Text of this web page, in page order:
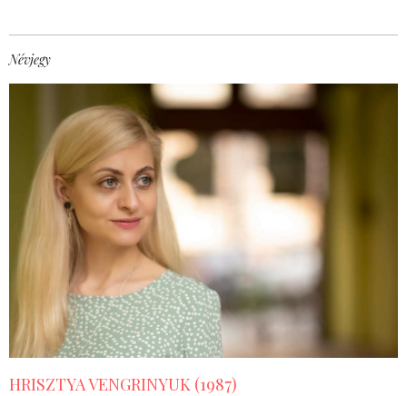
Névjegy
HRISZTYA VENGRINYUK (1987)